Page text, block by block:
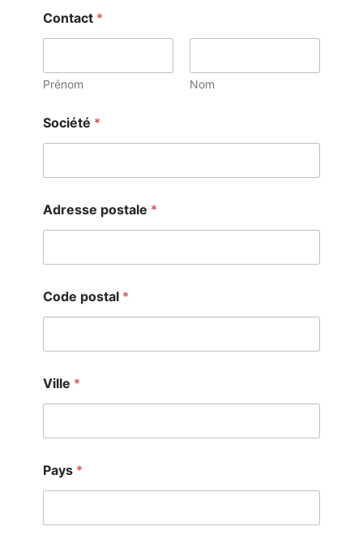
Contact *
Prénom Nom
Société *
Adresse postale *
Code postal *
Ville *
Pays *